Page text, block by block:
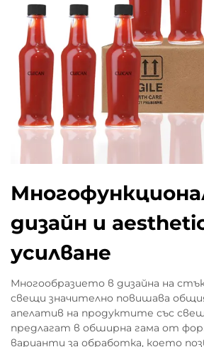
дизайн и
усилване
Многообразието в дизайна на
свещи значително повишава
апелатив на продуктите със
предлагат в обширна гама от
варианти за обработка, което